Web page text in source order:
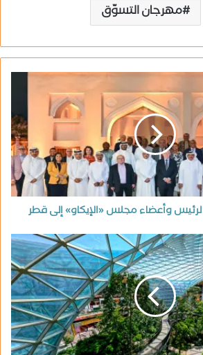
مهرجان التسوّق
لرئيس وأعضاء مجلس «الإيكاو» إلى قطر